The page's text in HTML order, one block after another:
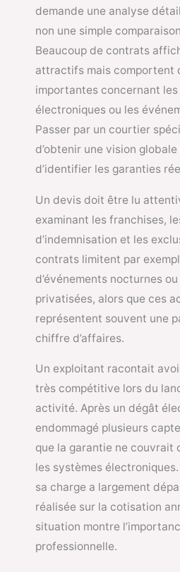
demande une analyse
non une simple
Beaucoup de contrats
attractifs mais comportent
importantes concernant
électroniques ou les
Passer par un courtier
d’obtenir une vision
d’identifier les garanties
Un devis doit être lu
examinant les franchises,
d’indemnisation et les
contrats limitent par
d’événements nocturnes
privatisées, alors que ces
représentent souvent une
chiffre d’affaires.
Un exploitant racontait
très compétitive lors du
activité. Après un dégât
endommagé plusieurs
que la garantie ne couvrait
les systèmes
sa charge a largement
réalisée sur la cotisation
situation montre
professionnelle.